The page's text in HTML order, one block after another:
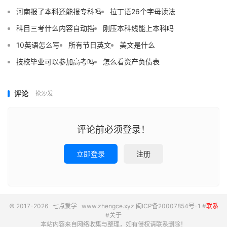
河南报了本科还能报专科吗
拉丁语26个字母读法
科目三考什么内容自动挡
刚压本科线能上本科吗
10英语怎么写
所有节日英文
美文是什么
技校毕业可以参加高考吗
怎么看资产负债表
评论 抢沙发
评论前必须登录！
立即登录 注册
© 2017-2026 七点爱学www.zhengce.xyz 闽ICP备20007854号-1 #联系
#关于
本站内容来自网络收集与整理，如有侵权请联系删除！